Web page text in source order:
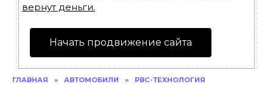
вернут деньги.
Начать продвижение сайта
ГЛАВНАЯ » АВТОМОБИЛИ » РВС-ТЕХНОЛОГИЯ